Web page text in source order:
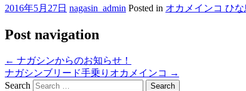
2016年5月27日 nagasin_admin Posted in オカメインコ ひな
Post navigation
← ナガシンからのお知らせ！
ナガシンブリード手乗りオカメインコ →
Search